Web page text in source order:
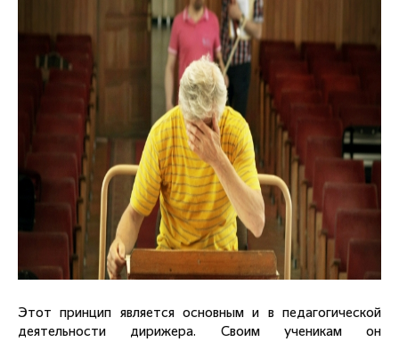
Этот принцип является основным и в педагогической
деятельности дирижера. Своим ученикам он